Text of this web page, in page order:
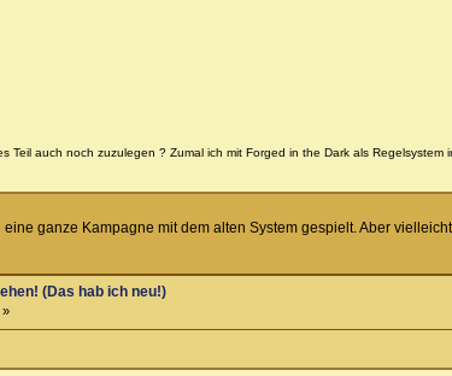
Teil auch noch zuzulegen ? Zumal ich mit Forged in the Dark als
ganze Kampagne mit dem alten System gespielt. Aber
(Das hab ich neu!)
»